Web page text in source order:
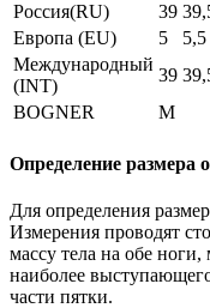
Россия(RU) 39
Европа (EU)
5 5,5
Международный
(INT)
39
BOGNER
M
Определение размера
Для определения
Измерения проводят
массу тела на обе
наиболее
части пятки.